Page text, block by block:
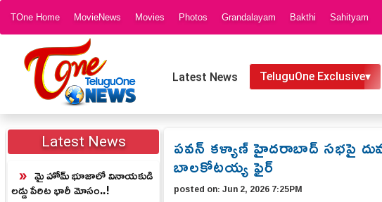
TOne Home MovieNews Movies Photos Grandalayam Bakthi Sahityam
Latest News TeluguOne Exclusive▾
Latest News
మై హోమ్ భూజాలో వినాయకుడి
లడ్డు పేరిట భారీ మోసం..!
పవన్ కళ్యాణ్ హైదరాబాద్ సభపై
బాలకోటయ్య ఫైర్
posted on:Jun 2, 2026 7:25PM